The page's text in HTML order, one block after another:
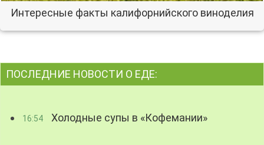
Интересные факты калифорнийского виноделия
ПОСЛЕДНИЕ НОВОСТИ О ЕДЕ:
16:54 Холодные супы в «Кофемании»